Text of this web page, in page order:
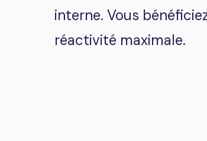
interne. Vous
réactivité maximale.